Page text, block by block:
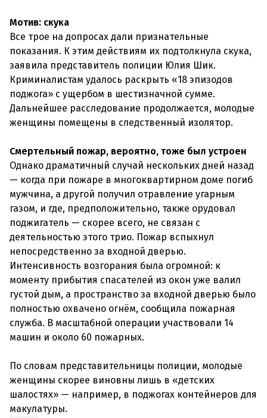
Мотив: скука
Все трое на допросах дали признательные
показания. К этим действиям их подтолкнула скука,
заявила представитель полиции Юлия Шик.
Криминалистам удалось раскрыть «18 эпизодов
поджога» с ущербом в шестизначной сумме.
Дальнейшее расследование продолжается, молодые
женщины помещены в следственный изолятор.
Смертельный пожар, вероятно, тоже был устроен
Однако драматичный случай нескольких дней назад
— когда при пожаре в многоквартирном доме погиб
мужчина, а другой получил отравление угарным
газом, и где, предположительно, также орудовал
поджигатель — скорее всего, не связан с
деятельностью этого трио. Пожар вспыхнул
непосредственно за входной дверью.
Интенсивность возгорания была огромной: к
моменту прибытия спасателей из окон уже валил
густой дым, а пространство за входной дверью было
полностью охвачено огнём, сообщила пожарная
служба. В масштабной операции участвовали 14
машин и около 60 пожарных.
По словам представительницы полиции, молодые
женщины скорее виновны лишь в «детских
шалостях» — например, в поджогах контейнеров для
макулатуры.